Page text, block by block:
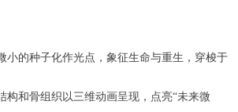
的种子化作光点，象征生命与重生，穿梭于
和骨组织以三维动画呈现，点亮“未来微